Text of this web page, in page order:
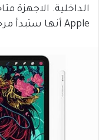
الداخلية. الاجهزة
Apple أنها ستبدأ مرحلة الشحن في 25 مارس.